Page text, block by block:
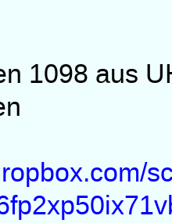
1098 aus